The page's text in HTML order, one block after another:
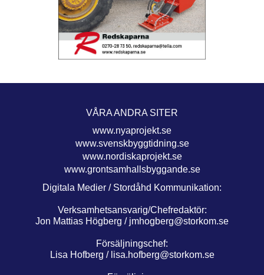
VÅRA ANDRA SITER
www.nyaprojekt.se
www.svenskbyggtidning.se
www.nordiskaprojekt.se
www.grontsamhallsbyggande.se
Digitala Medier / Stordåhd Kommunikation:
Verksamhetsansvarig/Chefredaktör:
Jon Mattias Högberg / jmhogberg@storkom.se
Försäljningschef:
Lisa Hofberg / lisa.hofberg@storkom.se